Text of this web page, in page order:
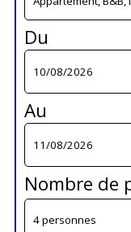
Du
Au
Nombre de